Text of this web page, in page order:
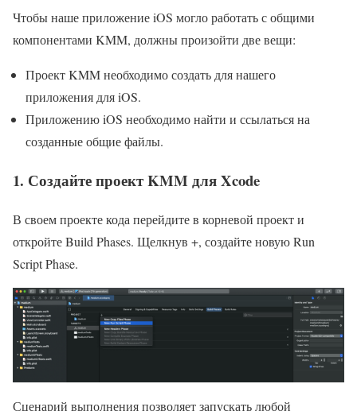
Чтобы наше приложение iOS могло работать с общими
компонентами KMM, должны произойти две вещи:
Проект KMM необходимо создать для нашего
приложения для iOS.
Приложению iOS необходимо найти и ссылаться на
созданные общие файлы.
1. Создайте проект KMM для Xcode
В своем проекте кода перейдите в корневой проект и
откройте Build Phases. Щелкнув +, создайте новую Run
Script Phase.
Сценарий выполнения позволяет запускать любой